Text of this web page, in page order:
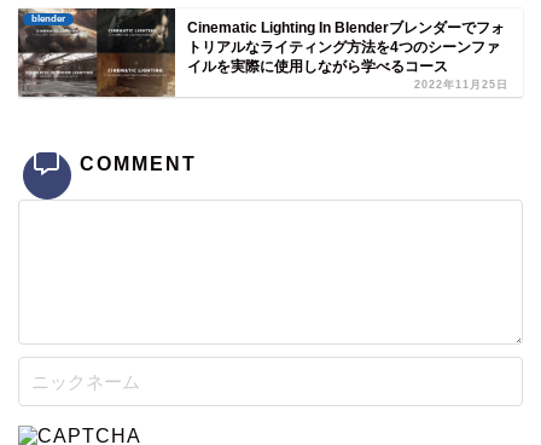
blender
Cinematic Lighting In Blenderブレンダーでフォ
トリアルなライティング方法を4つのシーンファ
イルを実際に使用しながら学べるコース
2022年11月25日
COMMENT